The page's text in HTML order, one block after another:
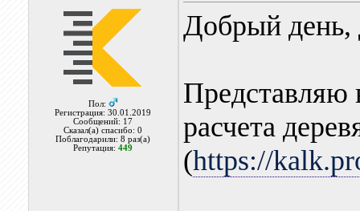
Пол:
Регистрация: 30.01.2019
Сообщений: 17
Сказал(а) спасибо: 0
Поблагодарили: 8 раз(а)
Репутация:449
Добрый день,
Представляю
расчета
(https://